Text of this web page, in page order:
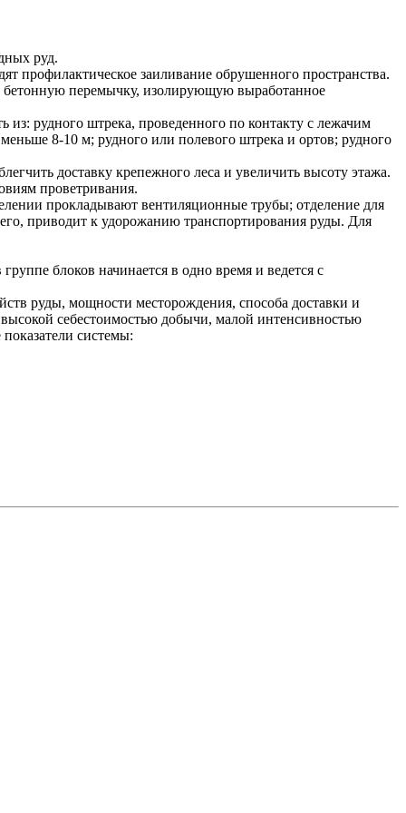
руд.
профилактическое заиливание обрушенного пространства.
бетонную перемычку, изолирующую выработанное
рудного штрека, проведенного по контакту с лежачим
8-10 м; рудного или полевого штрека и ортов; рудного
доставку крепежного леса и увеличить высоту этажа.
проветривания.
прокладывают вентиляционные трубы; отделение для
приводит к удорожанию транспортирования руды. Для
блоков начинается в одно время и ведется с
руды, мощности месторождения, способа доставки и
себестоимостью добычи, малой интенсивностью
системы: